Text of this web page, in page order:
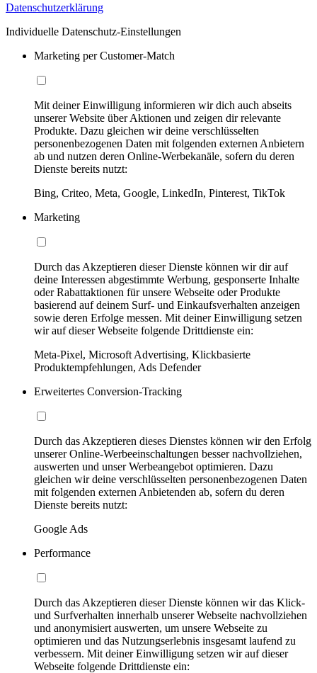
Datenschutzerklärung
Individuelle Datenschutz-Einstellungen
Marketing per Customer-Match
Mit deiner Einwilligung informieren wir dich auch abseits
unserer Website über Aktionen und zeigen dir relevante
Produkte. Dazu gleichen wir deine verschlüsselten
personenbezogenen Daten mit folgenden externen Anbietern
ab und nutzen deren Online-Werbekanäle, sofern du deren
Dienste bereits nutzt:
Bing, Criteo, Meta, Google, LinkedIn, Pinterest, TikTok
Marketing
Durch das Akzeptieren dieser Dienste können wir dir auf
deine Interessen abgestimmte Werbung, gesponserte Inhalte
oder Rabattaktionen für unsere Webseite oder Produkte
basierend auf deinem Surf- und Einkaufsverhalten anzeigen
sowie deren Erfolge messen. Mit deiner Einwilligung setzen
wir auf dieser Webseite folgende Drittdienste ein:
Meta-Pixel, Microsoft Advertising, Klickbasierte
Produktempfehlungen, Ads Defender
Erweitertes Conversion-Tracking
Durch das Akzeptieren dieses Dienstes können wir den Erfolg
unserer Online-Werbeeinschaltungen besser nachvollziehen,
auswerten und unser Werbeangebot optimieren. Dazu
gleichen wir deine verschlüsselten personenbezogenen Daten
mit folgenden externen Anbietenden ab, sofern du deren
Dienste bereits nutzt:
Google Ads
Performance
Durch das Akzeptieren dieser Dienste können wir das Klick-
und Surfverhalten innerhalb unserer Webseite nachvollziehen
und anonymisiert auswerten, um unsere Webseite zu
optimieren und das Nutzungserlebnis insgesamt laufend zu
verbessern. Mit deiner Einwilligung setzen wir auf dieser
Webseite folgende Drittdienste ein: